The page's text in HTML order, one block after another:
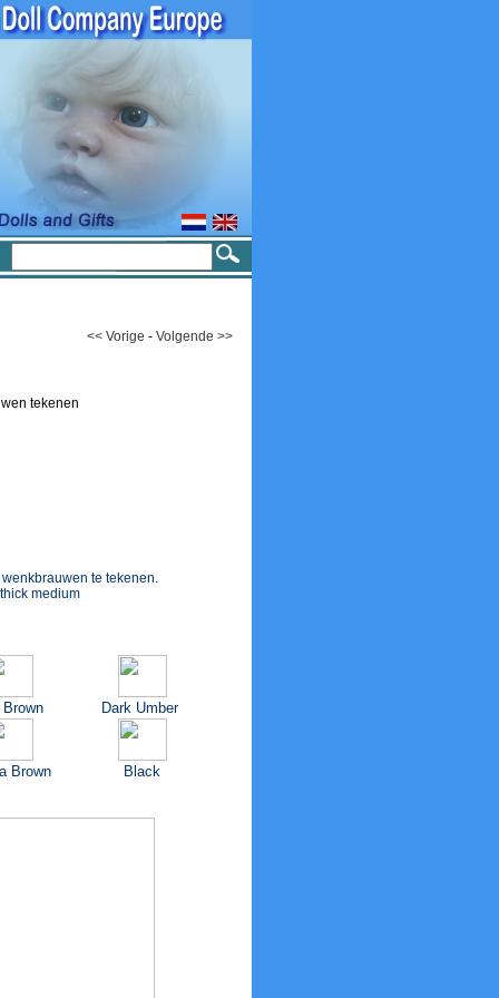
<< Vorige - Volgende >>
tekenen
te tekenen.
medium
Dark Umber
Brown Black